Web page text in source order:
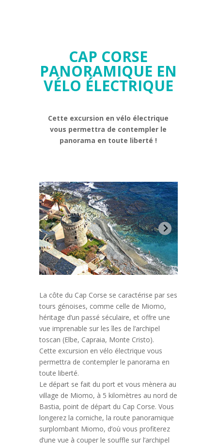
CAP CORSE
PANORAMIQUE EN
VÉLO ÉLECTRIQUE
Cette excursion en vélo électrique
vous permettra de contempler le
panorama en toute liberté !
La côte du Cap Corse se caractérise par ses
tours génoises, comme celle de Miomo,
héritage d’un passé séculaire, et offre une
vue imprenable sur les îles de l’archipel
toscan (Elbe, Capraia, Monte Cristo).
Cette excursion en vélo électrique vous
permettra de contempler le panorama en
toute liberté.
Le départ se fait du port et vous mènera au
village de Miomo, à 5 kilomètres au nord de
Bastia, point de départ du Cap Corse. Vous
longerez la corniche, la route panoramique
surplombant Miomo, d’où vous profiterez
d’une vue à couper le souffle sur l’archipel